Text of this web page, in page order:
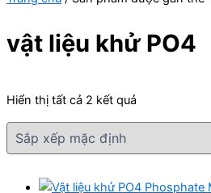
vật liệu khử PO4
Hiển thị tất cả 2 kết quả